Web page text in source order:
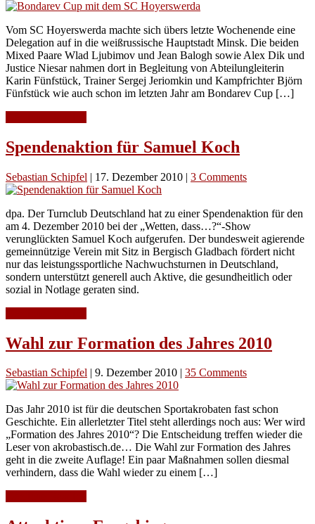
Vom SC Hoyerswerda machte sich übers letzte Wochenende eine
Delegation auf in die weißrussische Hauptstadt Minsk. Die beiden
Mixed Paare Wlad Ljubimov und Jean Balogh sowie Alex Dik und
Justice Niesar nahmen dort in Begleitung von Abteilungleiterin
Karin Fünfstück, Trainer Sergej Jeriomkin und Kampfrichter Björn
Fünfstück wie auch schon im letzten Jahr am Bondarev Cup […]
Spendenaktion für Samuel Koch
Sebastian Schipfel | 17. Dezember 2010 | 3 Comments
dpa. Der Turnclub Deutschland hat zu einer Spendenaktion für den
am 4. Dezember 2010 bei der „Wetten, dass…?“-Show
verunglückten Samuel Koch aufgerufen. Der bundesweit agierende
gemeinnützige Verein mit Sitz in Bergisch Gladbach fördert nicht
nur das leistungssportliche Nachwuchsturnen in Deutschland,
sondern unterstützt generell auch Aktive, die gesundheitlich oder
sozial in Notlage geraten sind.
Wahl zur Formation des Jahres 2010
Sebastian Schipfel 9. Dezember 2010 35 Comments
Das Jahr 2010 ist für die deutschen Sportakrobaten fast schon
Geschichte. Ein allerletzter Titel steht allerdings noch aus: Wer wird
„Formation des Jahres 2010“? Die Entscheidung treffen wieder die
Leser von akrobastisch.de… Die Wahl zur Formation des Jahres
geht in die zweite Auflage! Ein paar Maßnahmen sollen diesmal
verhindern, dass die Wahl wieder zu einem […]